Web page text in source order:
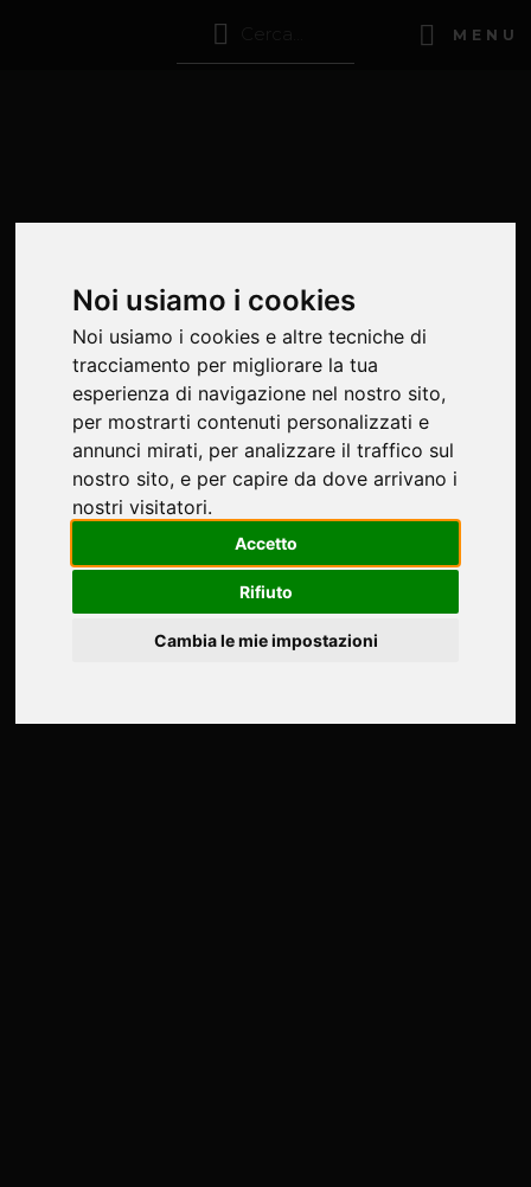
Noi usiamo i cookies
Noi usiamo i cookies e altre tecniche di
tracciamento per migliorare la tua
esperienza di navigazione nel nostro sito,
per mostrarti contenuti personalizzati e
annunci mirati, per analizzare il traffico sul
nostro sito, e per capire da dove arrivano i
nostri visitatori.
Accetto
Rifiuto
Cambia le mie impostazioni
MENU